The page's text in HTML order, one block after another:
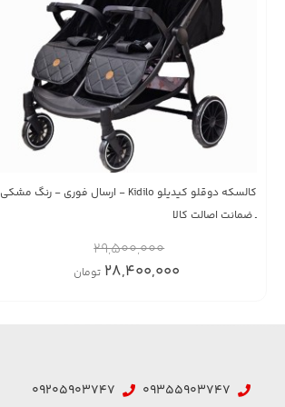
کالسکه دوقلو کیدیلو Kidilo - ارسال فوری - رنگ مشکی
ـ ضمانت اصالت کالا
29,500,000
28,400,000 تومان
09355903747
09205903747